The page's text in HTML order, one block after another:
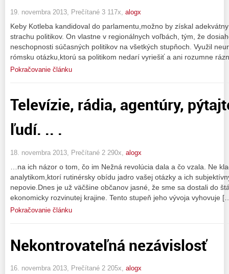
19. novembra 2013, Prečítané 3 117x, alogx
Keby Kotleba kandidoval do parlamentu,možno by získal
strachu politikov. On vlastne v regionálnych voľbách, tým, že
neschopnosti súčasných politikov na všetkých stupňoch. Využil
rómsku otázku,ktorú sa politikom nedarí vyriešiť a ani rozumne
Pokračovanie článku
Televízie, rádia, agentúry,
ľudí. .. .
18. novembra 2013, Prečítané 2 290x, alogx
…na ich názor o tom, čo im Nežná revolúcia dala a čo vzala. Ne
analytikom,ktorí rutinérsky obídu jadro vašej otázky a ich
nepovie.Dnes je už väčšine občanov jasné, že sme sa dostali do
ekonomicky rozvinutej krajine. Tento stupeň jeho vývoja vyhovuje
Pokračovanie článku
Nekontrovateľná nezávislosť
16. novembra 2013, Prečítané 2 205x, alogx